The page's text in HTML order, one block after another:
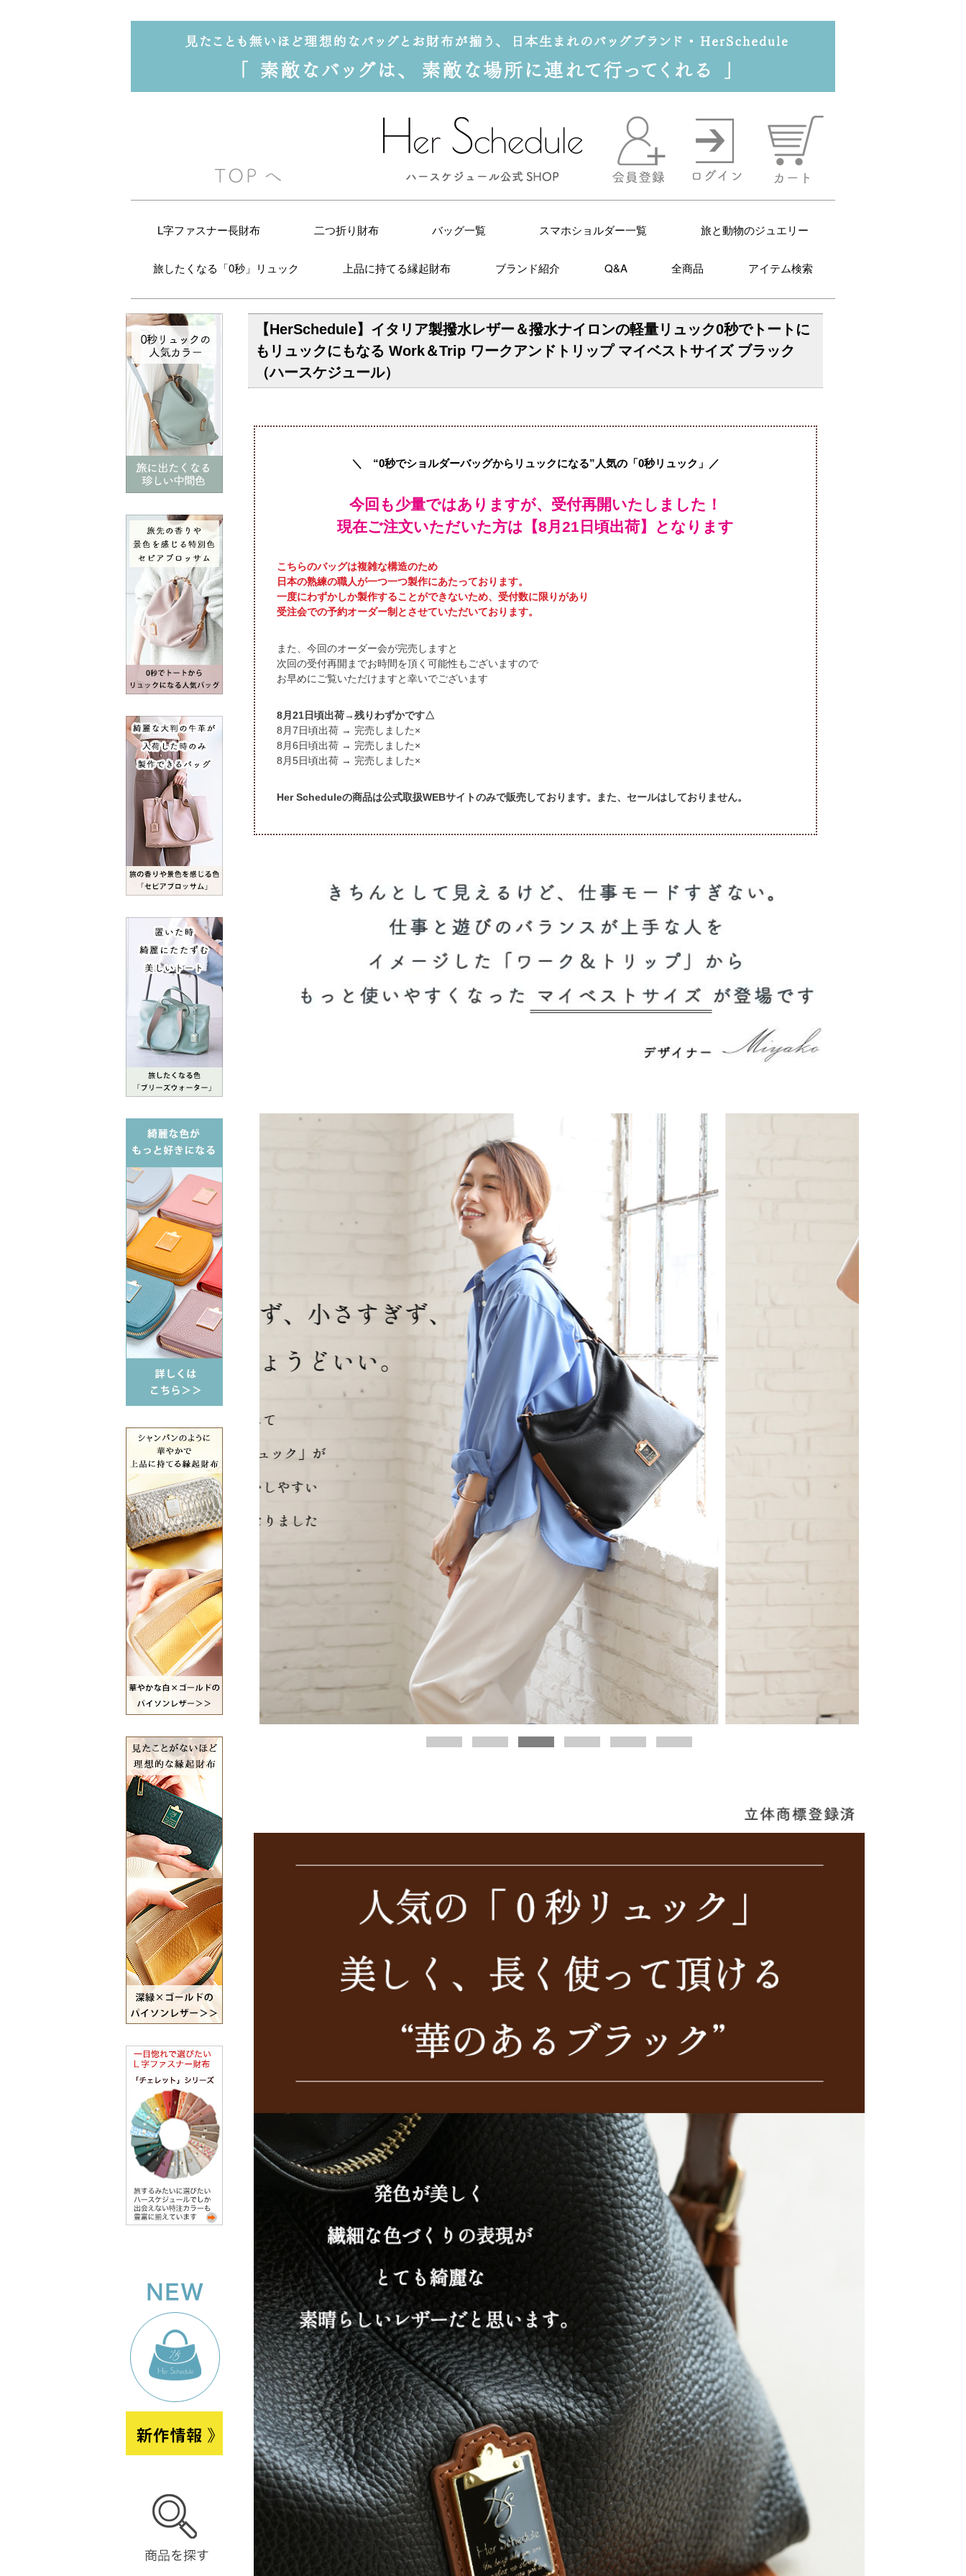
L字ファスナー長財布 二つ折り財布 バッグ一覧 スマホショルダー一覧 旅と動物のジュエリー
旅したくなる「0秒」リュック 上品に持てる縁起財布 ブランド紹介 Q&A 全商品 アイテム検索
【HerSchedule】イタリア製撥水レザー＆撥水ナイロンの軽量リュック0秒でトートに
もリュックにもなる Work＆Trip ワークアンドトリップ マイベストサイズ ブラック
（ハースケジュール）
＼ “0秒でショルダーバッグからリュックになる”人気の「0秒リュック」／
今回も少量ではありますが、受付再開いたしました！
現在ご注文いただいた方は【8月21日頃出荷】となります
こちらのバッグは複雑な構造のため
日本の熟練の職人が一つ一つ製作にあたっております。
一度にわずかしか製作することができないため、受付数に限りがあり
受注会での予約オーダー制とさせていただいております。
また、今回のオーダー会が完売しますと
次回の受付再開までお時間を頂く可能性もございますので
お早めにご覧いただけますと幸いでございます
8月21日頃出荷→残りわずかです△
頃出荷 → 完売しました×
頃出荷 → 完売しました×
頃出荷 → 完売しました×
Her Scheduleの商品は公式取扱WEBサイトのみで販売しております。また、セールはしておりません。